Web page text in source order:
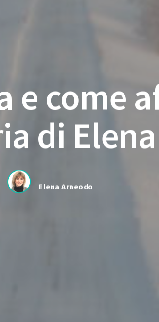
e come
di Elena
Elena Arneodo